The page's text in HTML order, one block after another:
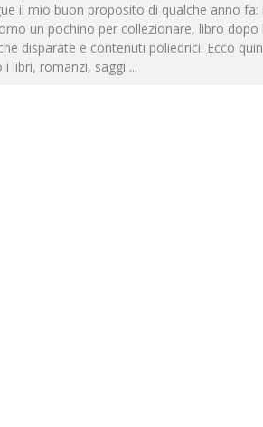
il mio buon proposito di qualche anno fa:
un pochino per collezionare, libro dopo
disparate e contenuti poliedrici. Ecco
i libri, romanzi, saggi ...